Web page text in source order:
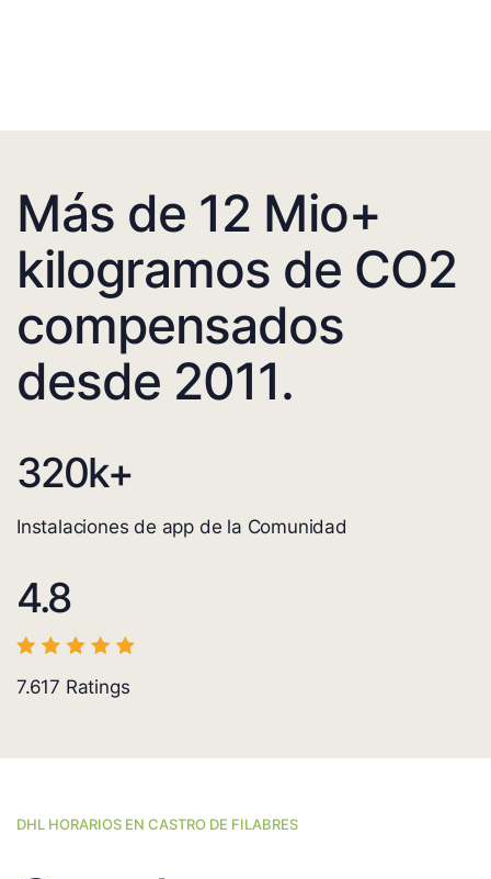
Más de 12 Mio+
kilogramos de CO2
compensados
desde 2011.
320k+
Instalaciones de app de la Comunidad
4.8
7.617 Ratings
DHL HORARIOS EN CASTRO DE FILABRES